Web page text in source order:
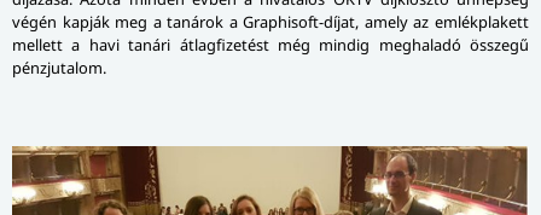
végén kapják meg a tanárok a Graphisoft-díjat, amely az emlékplakett
mellett a havi tanári átlagfizetést még mindig meghaladó összegű
pénzjutalom.